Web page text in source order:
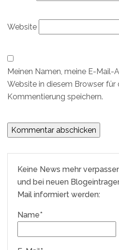
Website
Meinen Namen, meine E-Mail-
Website in diesem Browser für
Kommentierung speichern.
Keine News mehr
und bei neuen
Mail informiert werden:
Name*